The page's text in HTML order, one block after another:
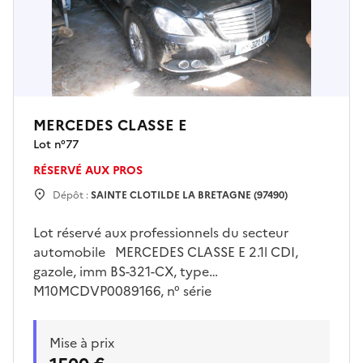
MERCEDES CLASSE E
Lot n°77
RÉSERVÉ AUX PROS
Dépôt :SAINTE CLOTILDE LA BRETAGNE (97490)
Lot réservé aux professionnels du secteur
automobile MERCEDES CLASSE E 2.1l CDI,
gazole, imm BS-321-CX, type
M10MCDVP0089166, n° série
boîte automatique, 1 clé, km inconnu , batterie
Mise à prix